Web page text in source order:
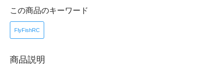
この商品のキーワード
FlyFishRC
商品説明